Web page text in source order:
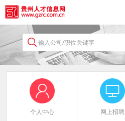
输入公司/职位关键字
个人中心 网上招聘